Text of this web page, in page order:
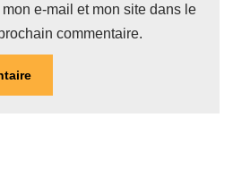
e-mail et mon site dans le
commentaire.